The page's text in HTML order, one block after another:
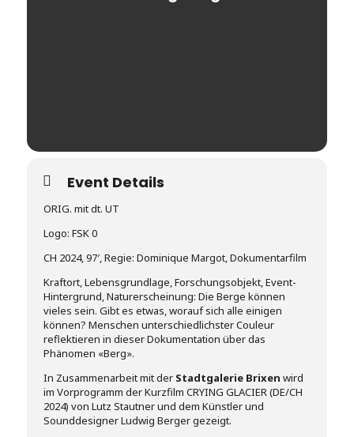
Event Details
ORIG. mit dt. UT
Logo: FSK 0
CH 2024, 97′, Regie: Dominique Margot, Dokumentarfilm
Kraftort, Lebensgrundlage, Forschungsobjekt, Event-
Hintergrund, Naturerscheinung: Die Berge können
vieles sein. Gibt es etwas, worauf sich alle einigen
können? Menschen unterschiedlichster Couleur
reflektieren in dieser Dokumentation über das
Phänomen «Berg».
In Zusammenarbeit mit der Stadtgalerie Brixen wird
im Vorprogramm der Kurzfilm CRYING GLACIER (DE/CH
2024) von Lutz Stautner und dem Künstler und
Sounddesigner Ludwig Berger gezeigt.